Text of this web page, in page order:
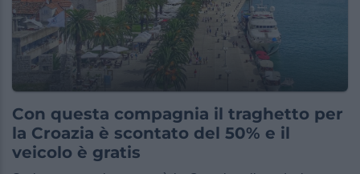
Con questa compagnia il traghetto per
la Croazia è scontato del 50% e il
veicolo è gratis